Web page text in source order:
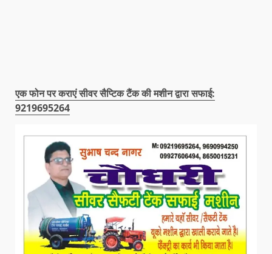
एक फोन पर कराएं सीवर सैप्टिक टैंक की मशीन द्वारा सफाई:
9219695264